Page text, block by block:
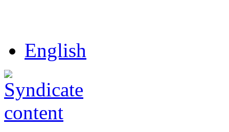
English